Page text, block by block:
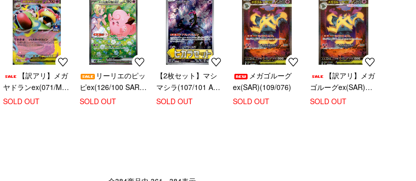
【訳アリ】メガ
ヤドランex(071/M-
P)
SOLD OUT
リーリエのピッ
ピex(126/100 SAR)
[ポケモンカードゲー
SOLD OUT
【2枚セット】マシ
マシラ(107/101 AR)
【ヒカラセット】
SOLD OUT
メガゴルーグ
ex(SAR)(109/076)
SOLD OUT
【訳アリ】メガ
ゴルーグex(SAR)
(109/076)
SOLD OUT